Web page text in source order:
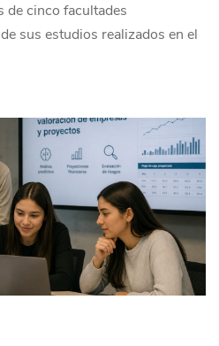
de cinco facultades
sus estudios realizados en el